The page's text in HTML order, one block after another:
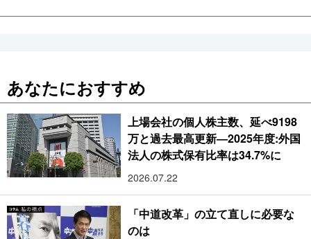
あなたにおすすめ
上場会社の個人株主数、延べ9198
万と過去最高更新―2025年度:外国
法人の株式保有比率は34.7%に
2026.07.22
「中道改革」の立て直しに必要な
のは